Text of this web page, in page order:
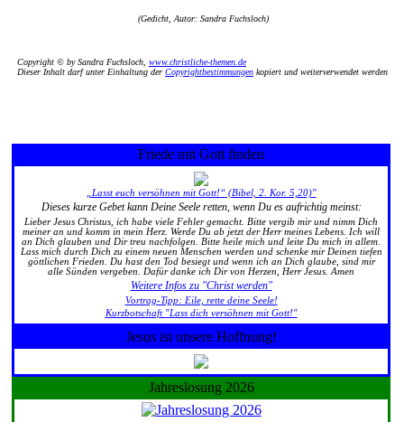
(Gedicht, Autor: Sandra Fuchsloch)
Copyright © by Sandra Fuchsloch, www.christliche-themen.de
Dieser Inhalt darf unter Einhaltung der Copyrightbestimmungen kopiert und weiterverwendet werden
Friede mit Gott finden
„Lasst euch versöhnen mit Gott!“ (Bibel, 2. Kor. 5,20)"
Dieses kurze Gebet kann Deine Seele retten, wenn Du es aufrichtig meinst:
Lieber Jesus Christus, ich habe viele Fehler gemacht. Bitte vergib mir und nimm Dich
meiner an und komm in mein Herz. Werde Du ab jetzt der Herr meines Lebens. Ich will
an Dich glauben und Dir treu nachfolgen. Bitte heile mich und leite Du mich in allem.
Lass mich durch Dich zu einem neuen Menschen werden und schenke mir Deinen tiefen
göttlichen Frieden. Du hast den Tod besiegt und wenn ich an Dich glaube, sind mir
alle Sünden vergeben. Dafür danke ich Dir von Herzen, Herr Jesus. Amen
Weitere Infos zu "Christ werden"
Vortrag-Tipp: Eile, rette deine Seele!
Kurzbotschaft "Lass dich versöhnen mit Gott!"
Jesus ist unsere Hoffnung!
Jahreslosung 2026